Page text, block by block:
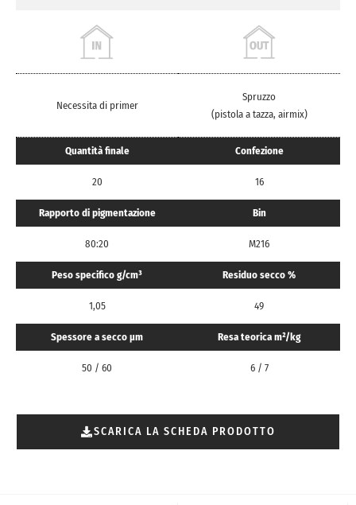
Necessita di primer
Spruzzo
(pistola a tazza, airmix)
Quantità finale
20
Confezione
16
Rapporto di pigmentazione
80:20
Bin
M216
Peso specifico g/cm³
1,05
Residuo secco %
49
Spessore a secco μm
50 / 60
Resa teorica m²/kg
6 / 7
SCARICA LA SCHEDA PRODOTTO